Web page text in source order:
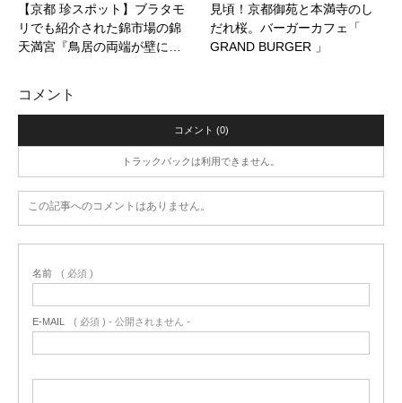
【京都 珍スポット】ブラタモ
リでも紹介された錦市場の錦
天満宮『鳥居の両端が壁に…
見頃！京都御苑と本満寺のし
だれ桜。バーガーカフェ「
GRAND BURGER 」
コメント
コメント (0)
トラックバックは利用できません。
この記事へのコメントはありません。
名前 ( 必須 )
E-MAIL ( 必須 ) - 公開されません -